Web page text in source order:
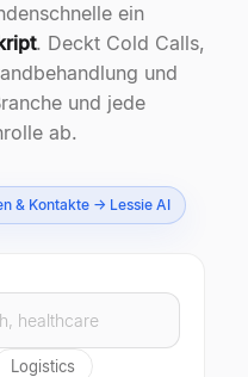
ein
. Deckt Cold Calls,
und
und jede
ab.
& Kontakte → Lessie AI
Logistics